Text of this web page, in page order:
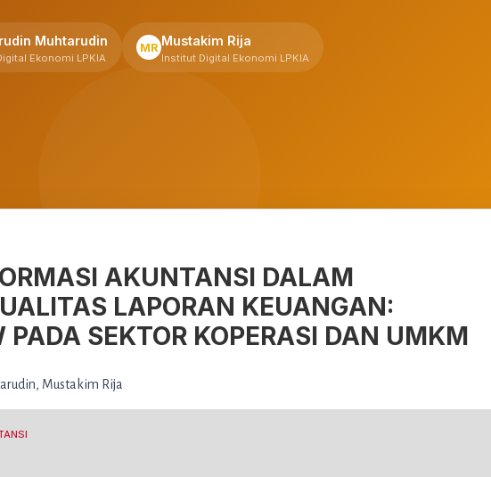
Muhtarudin
Ekonomi LPKIA
MR Mustakim Rija
Institut Digital Ekonomi LPKIA
AKUNTANSI DALAM
LAPORAN KEUANGAN:
PADA SEKTOR KOPERASI DAN UMKM
, Mustakim Rija